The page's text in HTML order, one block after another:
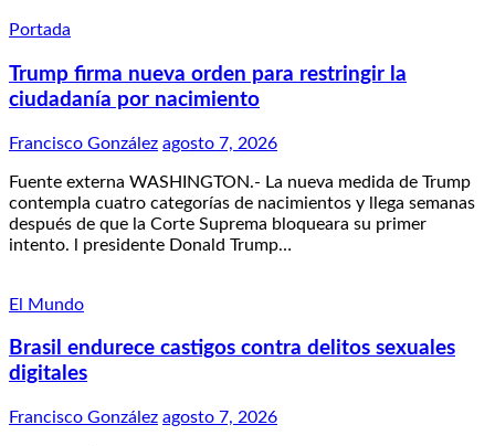
Portada
Trump firma nueva orden para restringir la
ciudadanía por nacimiento
Francisco González agosto 7, 2026
Fuente externa WASHINGTON.- La nueva medida de Trump
contempla cuatro categorías de nacimientos y llega semanas
después de que la Corte Suprema bloqueara su primer
intento. l presidente Donald Trump…
El Mundo
Brasil endurece castigos contra delitos sexuales
digitales
Francisco González agosto 7, 2026